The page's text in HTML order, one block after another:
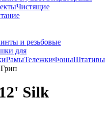
Чистящие
и резьбовые
для
РамыТележкиФоныШтативы
Silk